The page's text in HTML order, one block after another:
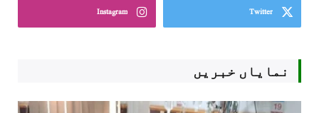
Twitter
Instagram
نمایاں خبریں